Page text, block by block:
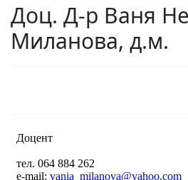
Доц. Д-р Ваня
Миланова, д.м.